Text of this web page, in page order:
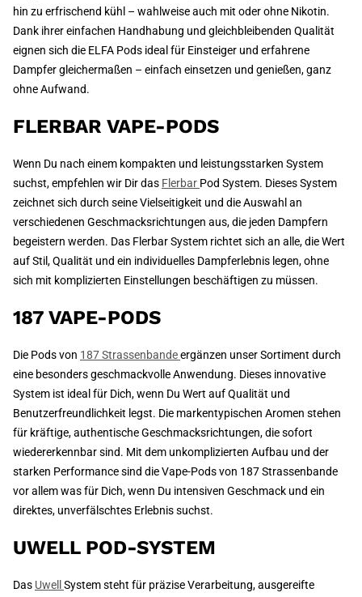
hin zu erfrischend kühl – wahlweise auch mit oder ohne Nikotin.
Dank ihrer einfachen Handhabung und gleichbleibenden Qualität
eignen sich die ELFA Pods ideal für Einsteiger und erfahrene
Dampfer gleichermaßen – einfach einsetzen und genießen, ganz
ohne Aufwand.
FLERBAR VAPE-PODS
Wenn Du nach einem kompakten und leistungsstarken System
suchst, empfehlen wir Dir das Flerbar Pod System. Dieses System
zeichnet sich durch seine Vielseitigkeit und die Auswahl an
verschiedenen Geschmacksrichtungen aus, die jeden Dampfern
begeistern werden. Das Flerbar System richtet sich an alle, die Wert
auf Stil, Qualität und ein individuelles Dampferlebnis legen, ohne
sich mit komplizierten Einstellungen beschäftigen zu müssen.
187 VAPE-PODS
Die Pods von 187 Strassenbandeergänzen unser Sortiment durch
eine besonders geschmackvolle Anwendung. Dieses innovative
System ist ideal für Dich, wenn Du Wert auf Qualität und
Benutzerfreundlichkeit legst. Die markentypischen Aromen stehen
für kräftige, authentische Geschmacksrichtungen, die sofort
wiedererkennbar sind. Mit dem unkomplizierten Aufbau und der
starken Performance sind die Vape-Pods von 187 Strassenbande
vor allem was für Dich, wenn Du intensiven Geschmack und ein
direktes, unverfälschtes Erlebnis suchst.
UWELL POD-SYSTEM
Das Uwell System steht für präzise Verarbeitung, ausgereifte